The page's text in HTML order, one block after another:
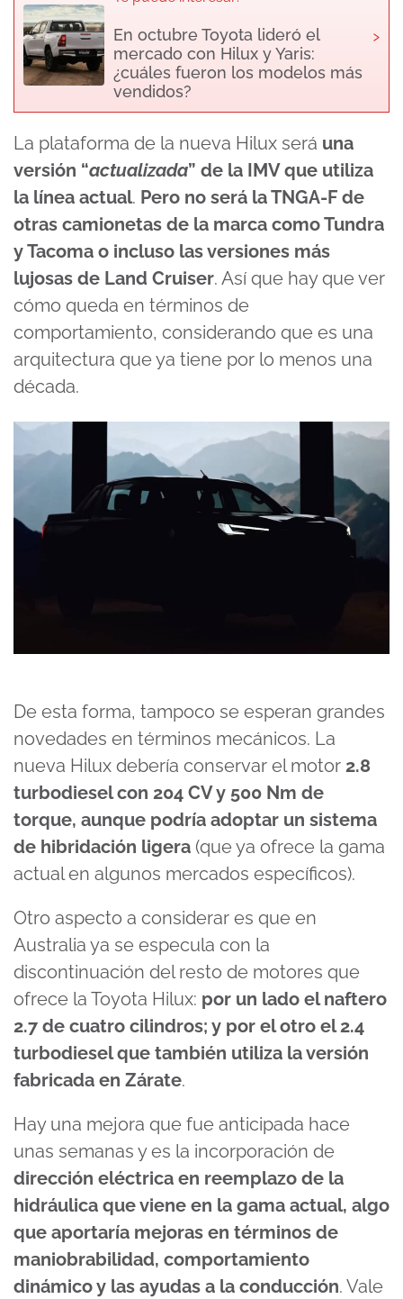
En octubre Toyota lideró el
mercado con Hilux y Yaris:
¿cuáles fueron los modelos más
vendidos?
›
La plataforma de la nueva Hilux será una
versión “actualizada” de la IMV que utiliza
la línea actual. Pero no será la TNGA-F de
otras camionetas de la marca como Tundra
y Tacoma o incluso las versiones más
lujosas de Land Cruiser. Así que hay que ver
cómo queda en términos de
comportamiento, considerando que es una
arquitectura que ya tiene por lo menos una
década.
De esta forma, tampoco se esperan grandes
novedades en términos mecánicos. La
nueva Hilux debería conservar el motor 2.8
turbodiesel con 204 CV y 500 Nm de
torque, aunque podría adoptar un sistema
de hibridación ligera (que ya ofrece la gama
actual en algunos mercados específicos).
Otro aspecto a considerar es que en
Australia ya se especula con la
discontinuación del resto de motores que
ofrece la Toyota Hilux: por un lado el naftero
2.7 de cuatro cilindros; y por el otro el 2.4
turbodiesel que también utiliza la versión
fabricada en Zárate.
Hay una mejora que fue anticipada hace
unas semanas y es la incorporación de
dirección eléctrica en reemplazo de la
hidráulica que viene en la gama actual, algo
que aportaría mejoras en términos de
maniobrabilidad, comportamiento
dinámico y las ayudas a la conducción. Vale